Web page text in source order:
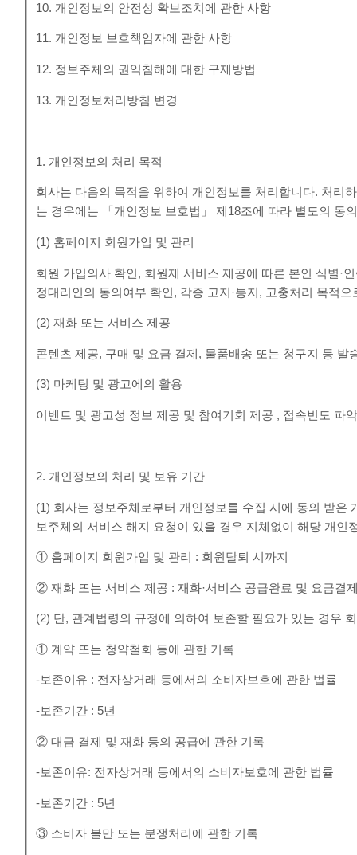
10. 개인정보의 안전성 확보조치에 관한 사항
11. 개인정보 보호책임자에 관한 사항
12. 정보주체의 권익침해에 대한 구제방법
13. 개인정보처리방침 변경
1. 개인정보의 처리 목적
회사는 다음의 목적을 위하여 개인정보를 처리합니다. 처리
는 경우에는 「개인정보 보호법」 제18조에 따라 별도의 동
(1) 홈페이지 회원가입 및 관리
회원 가입의사 확인, 회원제 서비스 제공에 따른 본인 식별·
정대리인의 동의여부 확인, 각종 고지·통지, 고충처리 목적
(2) 재화 또는 서비스 제공
콘텐츠 제공, 구매 및 요금 결제, 물품배송 또는 청구지 등
(3) 마케팅 및 광고에의 활용
이벤트 및 광고성 정보 제공 및 참여기회 제공 , 접속빈도 파
2. 개인정보의 처리 및 보유 기간
(1) 회사는 정보주체로부터 개인정보를 수집 시에 동의 받은
보주체의 서비스 해지 요청이 있을 경우 지체없이 해당 개
① 홈페이지 회원가입 및 관리 : 회원탈퇴 시까지
② 재화 또는 서비스 제공 : 재화·서비스 공급완료 및 요금결
(2) 단, 관계법령의 규정에 의하여 보존할 필요가 있는 경우
① 계약 또는 청약철회 등에 관한 기록
-보존이유 : 전자상거래 등에서의 소비자보호에 관한 법률
-보존기간 : 5년
② 대금 결제 및 재화 등의 공급에 관한 기록
-보존이유: 전자상거래 등에서의 소비자보호에 관한 법률
-보존기간 : 5년
③ 소비자 불만 또는 분쟁처리에 관한 기록